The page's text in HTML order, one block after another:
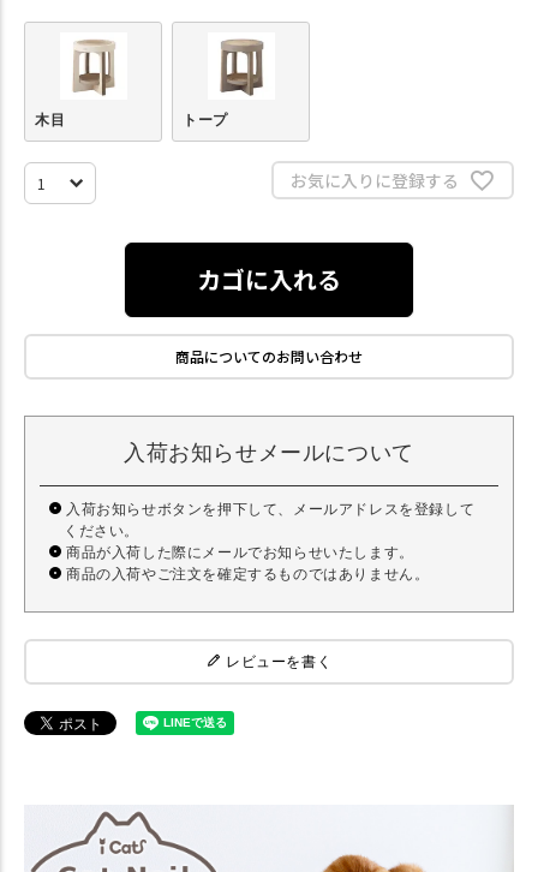
木目 トープ
お気に入りに登録する
カゴに入れる
商品についてのお問い合わせ
入荷お知らせメールについて
入荷お知らせボタンを押下して、メールアドレスを登録して
ください。
商品が入荷した際にメールでお知らせいたします。
商品の入荷やご注文を確定するものではありません。
レビューを書く